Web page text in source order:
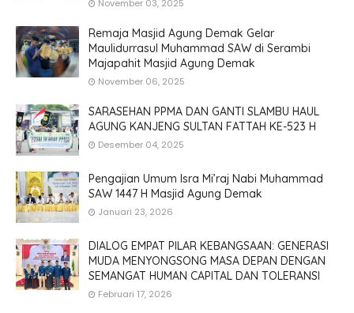
November 03, 2025
Remaja Masjid Agung Demak Gelar
Maulidurrasul Muhammad SAW di Serambi
Majapahit Masjid Agung Demak
November 06, 2025
SARASEHAN PPMA DAN GANTI SLAMBU HAUL
AGUNG KANJENG SULTAN FATTAH KE-523 H
Desember 04, 2025
Pengajian Umum Isra Mi’raj Nabi Muhammad
SAW 1447 H Masjid Agung Demak
Januari 23, 2026
DIALOG EMPAT PILAR KEBANGSAAN: GENERASI
MUDA MENYONGSONG MASA DEPAN DENGAN
SEMANGAT HUMAN CAPITAL DAN TOLERANSI
Februari 17, 2026